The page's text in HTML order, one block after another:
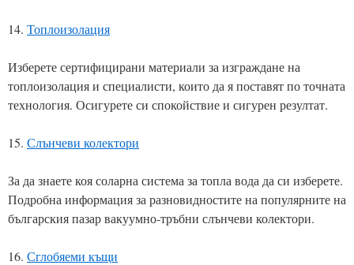
14. Топлоизолация
Изберете сертифицирани материали за изграждане на
топлоизолация и специалисти, които да я поставят по точната
технология. Осигурете си спокойствие и сигурен резултат.
15. Слънчеви колектори
За да знаете коя соларна система за топла вода да си изберете.
Подробна информация за разновидностите на популярните на
българския пазар вакуумно-тръбни слънчеви колектори.
16. Сглобяеми къщи